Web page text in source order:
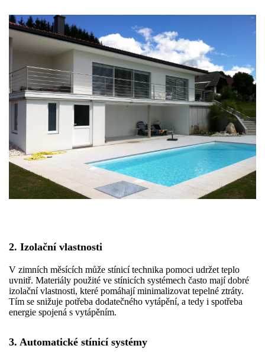
2. Izolační vlastnosti
V zimních měsících může stínicí technika pomoci udržet teplo
uvnitř. Materiály použité ve stínicích systémech často mají dobré
izolační vlastnosti, které pomáhají minimalizovat tepelné ztráty.
Tím se snižuje potřeba dodatečného vytápění, a tedy i spotřeba
energie spojená s vytápěním.
3. Automatické stínicí systémy